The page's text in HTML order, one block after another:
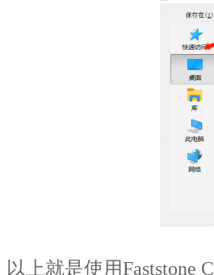
以上就是使用Faststone